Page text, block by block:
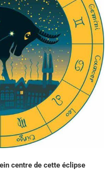
centre de cette éclipse